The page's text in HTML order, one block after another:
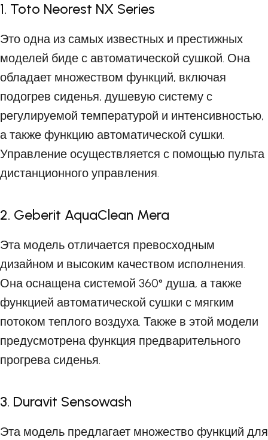
1. Toto Neorest NX Series
Это одна из самых известных и престижных
моделей биде с автоматической сушкой. Она
обладает множеством функций, включая
подогрев сиденья, душевую систему с
регулируемой температурой и интенсивностью,
а также функцию автоматической сушки.
Управление осуществляется с помощью пульта
дистанционного управления.
2. Geberit AquaClean Mera
Эта модель отличается превосходным
дизайном и высоким качеством исполнения.
Она оснащена системой 360° душа, а также
функцией автоматической сушки с мягким
потоком теплого воздуха. Также в этой модели
предусмотрена функция предварительного
прогрева сиденья.
3. Duravit Sensowash
Эта модель предлагает множество функций для